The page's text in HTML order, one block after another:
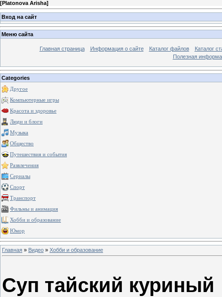
[Platonova Arisha]
Вход на сайт
Меню сайта
Главная страница Информация о сайте Каталог файлов
Каталог
Полезная
Categories
Другое
Компьютерные игры
Красота и здоровье
Люди и блоги
Музыка
Общество
Путешествия и события
Развлечения
Сериалы
Спорт
Транспорт
Фильмы и анимация
Хобби и образование
Юмор
Главная » Видео » Хобби и образование
Суп тайский куриный